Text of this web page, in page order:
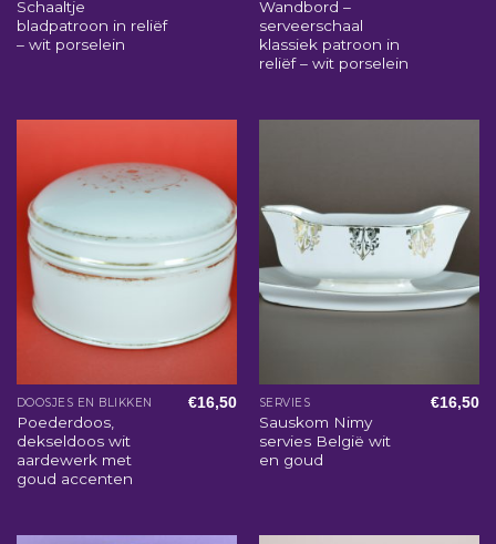
Schaaltje
bladpatroon in reliëf
– wit porselein
Wandbord –
serveerschaal
klassiek patroon in
reliëf – wit porselein
DOOSJES EN BLIKKEN
Poederdoos,
dekseldoos wit
aardewerk met
goud accenten
€16,50 SERVIES
Sauskom Nimy
servies België wit
en goud
€16,50